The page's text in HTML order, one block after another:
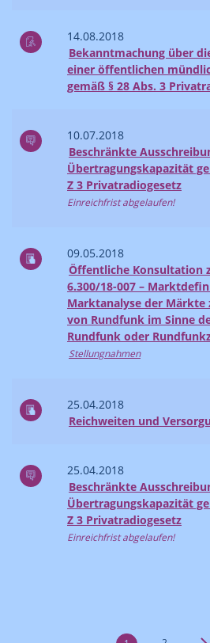
14.08.2018
Bekanntmachung über
einer öffentlichen
gemäß § 28 Abs. 3
10.07.2018
Beschränkte
Übertragungskapazität
Z 3 Privatradiogesetz
Einreichfrist abgelaufen!
09.05.2018
Öffentliche Konsultation
6.300/18-007 –
Marktanalyse der Märkte
von Rundfunk im Sinne
Rundfunk oder
Stellungnahmen
25.04.2018
Reichweiten und
25.04.2018
Beschränkte
Übertragungskapazität
Z 3 Privatradiogesetz
Einreichfrist abgelaufen!